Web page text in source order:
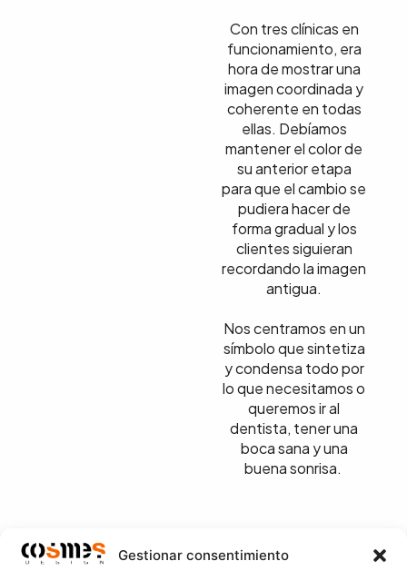
Gestionar consentimiento
Con tres clínicas en
funcionamiento, era
hora de mostrar una
imagen coordinada y
coherente en todas
ellas. Debíamos
mantener el color de
su anterior etapa
para que el cambio se
pudiera hacer de
forma gradual y los
clientes siguieran
recordando la imagen
antigua.
Nos centramos en un
símbolo que sintetiza
y condensa todo por
lo que necesitamos o
queremos ir al
dentista, tener una
boca sana y una
buena sonrisa.
ANT.
Expositores Cárnicas Iglesias